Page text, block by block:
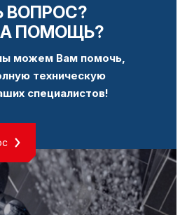
ВОПРОС?
ПОМОЩЬ?
можем Вам помочь,
техническую
специалистов!